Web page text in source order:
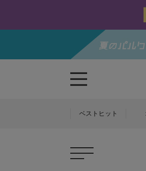
ベストヒット